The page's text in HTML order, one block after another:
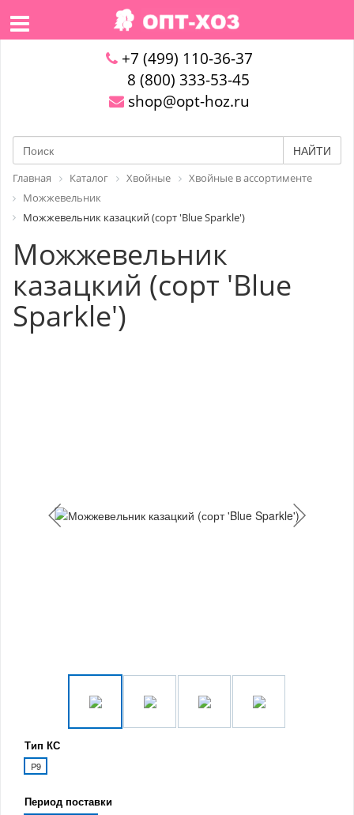
+7 (499) 110-36-37
8 (800) 333-53-45
shop@opt-hoz.ru
НАЙТИ
Главная Каталог Хвойные
Хвойные в ассортименте
Можжевельник
Можжевельник казацкий (сорт 'Blue Sparkle')
Можжевельник
казацкий (сорт 'Blue
Sparkle')
Тип КС
P9
Период поставки